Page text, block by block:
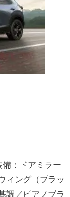
：ドアミラー
ィング（ブラッ
調／ピアノブラ